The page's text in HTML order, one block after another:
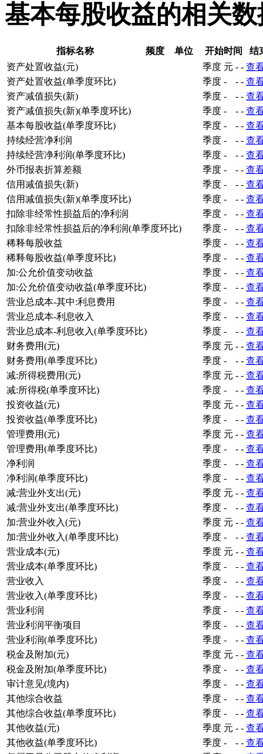
基本每股收益的相关
指标名称 频度 单位 开始时间
结
资产处置收益(元)
季度 元 - - 查
资产处置收益(单季度环比)
季度 - - - 查
资产减值损失(新)
季度 - - - 查
资产减值损失(新)(单季度环比)
季度 - - - 查
基本每股收益(单季度环比)
季度 - - - 查
持续经营净利润
季度 - - - 查
持续经营净利润(单季度环比)
季度 - - - 查
外币报表折算差额
季度 - - - 查
信用减值损失(新)
季度 - - - 查
信用减值损失(新)(单季度环比)
季度 - - - 查
扣除非经常性损益后的净利润
季度 - - - 查
扣除非经常性损益后的净利润(单季度环比)
季度 - - - 查
稀释每股收益
季度 - - - 查
稀释每股收益(单季度环比)
季度 - - - 查
加:公允价值变动收益
季度 - - - 查
加:公允价值变动收益(单季度环比)
季度 - - - 查
营业总成本-其中:利息费用
季度 - - - 查
营业总成本-利息收入
季度 - - - 查
营业总成本-利息收入(单季度环比)
季度 - - - 查
财务费用(元)
季度 元 - - 查
财务费用(单季度环比)
季度 - - - 查
减:所得税费用(元)
季度 元 - - 查
减:所得税(单季度环比)
季度 - - - 查
投资收益(元)
季度 元 - - 查
投资收益(单季度环比)
季度 - - - 查
管理费用(元)
季度 元 - - 查
管理费用(单季度环比)
季度 - - - 查
净利润
季度 - - - 查
净利润(单季度环比)
季度 - - - 查
减:营业外支出(元)
季度 元 - - 查
减:营业外支出(单季度环比)
季度 - - - 查
加:营业外收入(元)
季度 元 - - 查
加:营业外收入(单季度环比)
季度 - - - 查
营业成本(元)
季度 元 - - 查
营业成本(单季度环比)
季度 - - - 查
营业收入
季度 - - - 查
营业收入(单季度环比)
季度 - - - 查
营业利润
季度 - - - 查
营业利润平衡项目
季度 - - - 查
营业利润(单季度环比)
季度 - - - 查
税金及附加(元)
季度 元 - - 查
税金及附加(单季度环比)
季度 - - - 查
审计意见(境内)
季度 - - - 查
其他综合收益
季度 - - - 查
其他综合收益(单季度环比)
季度 - - - 查
其他收益(元)
季度 元 - - 查
其他收益(单季度环比)
季度 - - - 查